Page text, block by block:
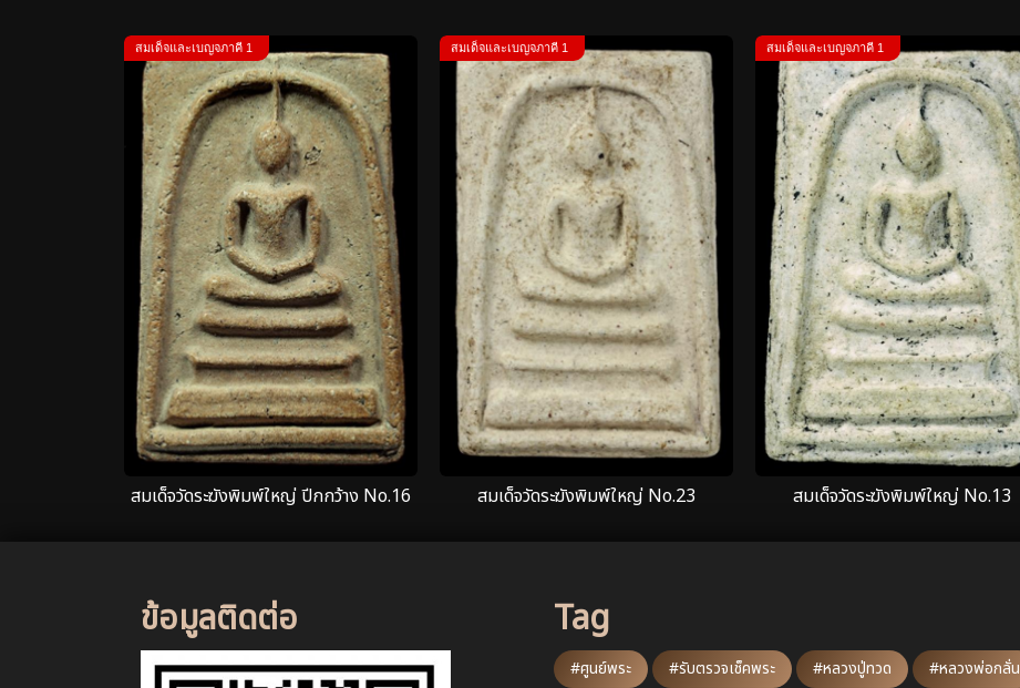
สมเด็จและเบญจภาคี 1
สมเด็จวัดระฆังพิมพ์ใหญ่ ปีกกว้าง No.16
สมเด็จและเบญจภาคี 1
สมเด็จวัดระฆังพิมพ์ใหญ่ No.23
สมเด็จและเบญจภาคี 1
สมเด็จวัดระฆังพิมพ์ใหญ่ No.13
ข้อมูลติดต่อ Tag
#ศูนย์พระ #รับตรวจเช็คพระ #หลวงปู่ทวด
#หลวงพ่อกลั่น